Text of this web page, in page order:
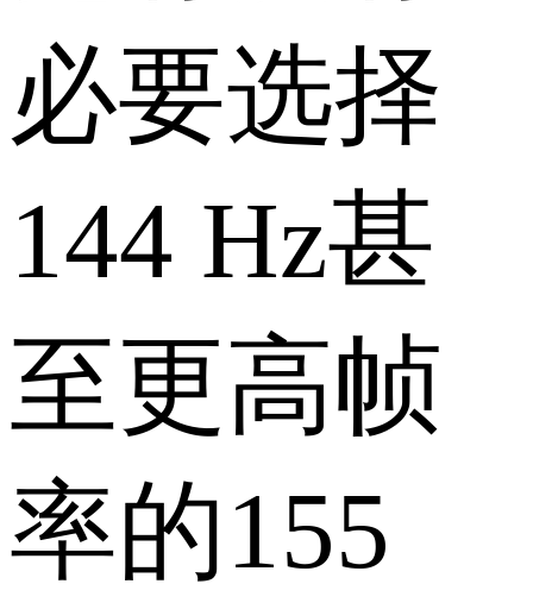
必要选择
144 Hz甚
至更高帧
率的155